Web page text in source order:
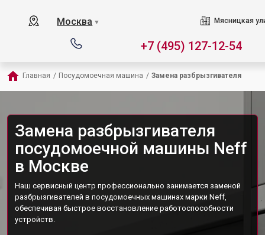
Москва ▼ Мясницкая
+7 (495) 127-12-54
Главная / Посудомоечная машина / Замена разбрызгивателя
Замена разбрызгивателя
посудомоечной машины Neff
в Москве
Наш сервисный центр профессионально занимается заменой
разбрызгивателей в посудомоечных машинах марки Neff,
обеспечивая быстрое восстановление работоспособности
устройств.